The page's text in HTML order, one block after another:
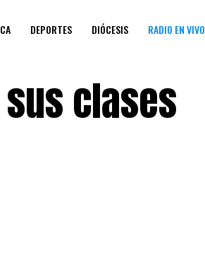
DEPORTES DIÓCESIS RADIO EN VIVO
clases